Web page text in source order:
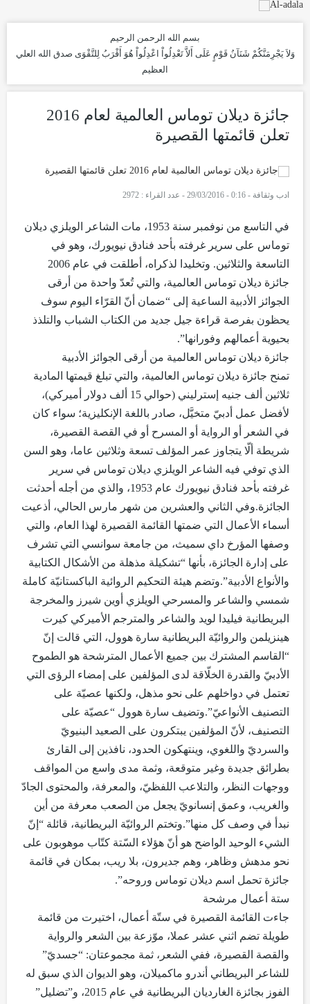
بسم الله الرحمن الرحيم
وَلاَ يَجْرِمَنَّكُمْ شَنَآنُ قَوْمٍ عَلَى أَلاَّ تَعْدِلُواْ اعْدِلُواْ هُوَ أَقْرَبُ لِلتَّقْوَى صدق الله العلي
العظيم
جائزة ديلان توماس العالمية لعام 2016
تعلن قائمتها القصيرة
ادب وثقافة -
0:16 - 29/03/2016
- عدد القراء : 2972
في التاسع من نوفمبر سنة 1953، مات الشاعر الويلزي ديلان
توماس على سرير غرفته بأحد فنادق نيويورك، وهو في
التاسعة والثلاثين. وتخليدا لذكراه، أطلقت في عام 2006
جائزة ديلان توماس العالمية، والتي تُعدّ واحدة من أرقى
الجوائز الأدبية الساعية إلى “ضمان أنّ القرّاء اليوم سوف
يحظون بفرصة قراءة جيل جديد من الكتاب الشباب والتلذذ
بحيوية أعمالهم وفورانها”.
جائزة ديلان توماس العالمية من أرقى الجوائز الأدبية
تمنح جائزة ديلان توماس العالمية، والتي تبلغ قيمتها المادية
ثلاثين ألف جنيه إسترليني (حوالي 15 ألف دولار أميركي)،
لأفضل عمل أدبيّ متخيَّل، صادر باللغة الإنكليزية؛ سواء كان
في الشعر أو الرواية أو المسرح أو في القصة القصيرة،
شريطة ألّا يتجاوز عمر المؤلف تسعة وثلاثين عاما، وهو السن
الذي توفي فيه الشاعر الويلزي ديلان توماس في سرير
غرفته بأحد فنادق نيويورك عام 1953، والذي من أجله أحدثت
الجائزة.وفي الثاني والعشرين من شهر مارس الحالي، أذعيت
أسماء الأعمال التي ضمتها القائمة القصيرة لهذا العام، والتي
وصفها المؤرخ داي سميث، من جامعة سوانسي التي تشرف
على إدارة الجائزة، بأنها “تشكيلة مذهلة من الأشكال الكتابية
والأنواع الأدبية”.وتضم هيئة التحكيم الروائية الباكستانيّة كاملة
شمسي والشاعر والمسرحي الويلزي أوين شيرز والمخرجة
البريطانية فيليدا لويد والشاعر والمترجم الأميركي كيرت
هينزيلمن والروائيّة البريطانية سارة هوول، التي قالت إنّ
“القاسم المشترك بين جميع الأعمال المترشحة هو الطموح
الأدبيّ والقدرة الخلّاقة لدى المؤلفين على إمضاء الرؤى التي
تعتمل في دواخلهم على نحو مذهل، ولكنها عصيّة على
التصنيف الأنواعيّ”.وتضيف سارة هوول “عصيّة على
التصنيف، لأنّ المؤلفين يبتكرون على الصعيد البنيويّ
والسرديّ واللغوي، وينتهكون الحدود، نافذين إلى القارئ
بطرائق جديدة وغير متوقعة، وثمة مدى واسع من المواقف
ووجهات النظر، والتلاعب اللفظيّ، والمعرفة، والمحتوى الجادّ
والغريب، وعمق إنسانويّ يجعل من الصعب معرفة من أين
نبدأ في وصف كل منها”.وتختم الروائيّة البريطانية، قائلة “إنّ
الشيء الوحيد الواضح هو أنّ هؤلاء السّتة كتّاب موهوبون على
نحو مدهش وظاهر، وهم جديرون، بلا ريب، بمكان في قائمة
جائزة تحمل اسم ديلان توماس وروحه”.
ستة أعمال مرشحة
جاءت القائمة القصيرة في ستّة أعمال، اختيرت من قائمة
طويلة تضم اثني عشر عملا، موّزعة بين الشعر والرواية
والقصة القصيرة، ففي الشعر، ثمة مجموعتان: “جسديّ”
للشاعر البريطاني أندرو ماكميلان، وهو الديوان الذي سبق له
الفوز بجائزة الغارديان البريطانية في عام 2015، و”تضليل”